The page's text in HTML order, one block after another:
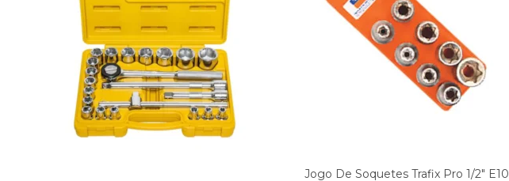
Jogo De Soquetes Trafix Pro 1/2" E10